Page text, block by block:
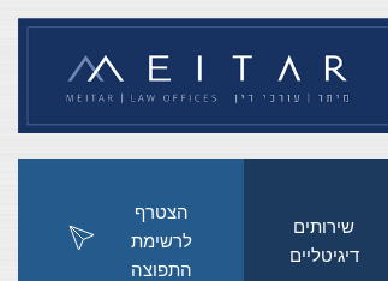
שירותים
דיגיטליים
הצטרף
לרשימת
התפוצה